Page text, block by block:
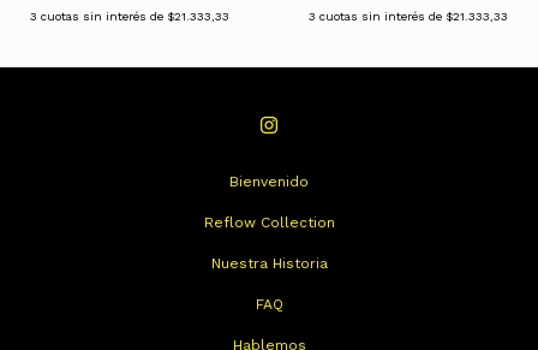
3 cuotas sin interés de $21.333,33 3 cuotas sin interés de $21.333,33
Bienvenido
Reflow Collection
Nuestra Historia
FAQ
Hablemos